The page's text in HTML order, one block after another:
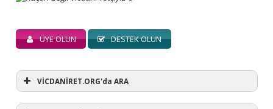
ÜYE OLUN DESTEK OLUN
VİCDANİRET.ORG'da ARA